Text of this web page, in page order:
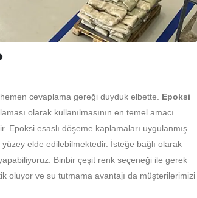
cevaplama gereği duyduk elbette. Epoksi
olarak kullanılmasının en temel amacı
esaslı döşeme kaplamaları uygulanmış
elde edilebilmektedir. İsteğe bağlı olarak
Binbir çeşit renk seçeneği ile gerek
oluyor ve su tutmama avantajı da müşterilerimizi